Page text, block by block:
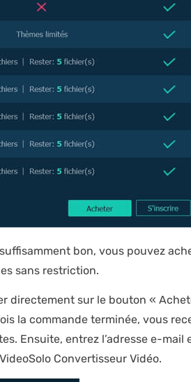
bon, vous pouvez
sans restriction.
directement sur le bouton «
la commande terminée, vous
Ensuite, entrez l’adresse e-mail
Convertisseur Vidéo.